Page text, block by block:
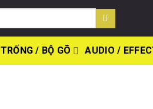
TRỐNG / BỘ GÕ AUDIO /